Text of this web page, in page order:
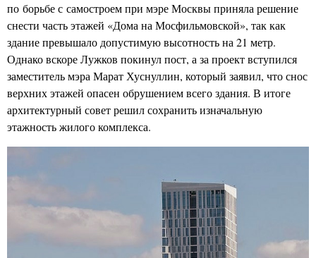
по борьбе с самостроем при мэре Москвы приняла решение
снести часть этажей «Дома на Мосфильмовской», так как
здание превышало допустимую высотность на 21 метр.
Однако вскоре Лужков покинул пост, а за проект вступился
заместитель мэра Марат Хуснуллин, который заявил, что снос
верхних этажей опасен обрушением всего здания. В итоге
архитектурный совет решил сохранить изначальную
этажность жилого комплекса.